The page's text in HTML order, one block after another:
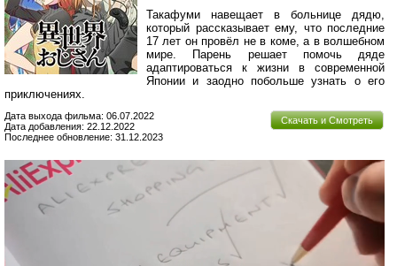
Такафуми навещает в больнице дядю,
который рассказывает ему, что последние
17 лет он провёл не в коме, а в волшебном
мире. Парень решает помочь дяде
адаптироваться к жизни в современной
Японии и заодно побольше узнать о его
приключениях.
Скачать и Смотреть
Дата выхода фильма: 06.07.2022
Дата добавления: 22.12.2022
Последнее обновление: 31.12.2023